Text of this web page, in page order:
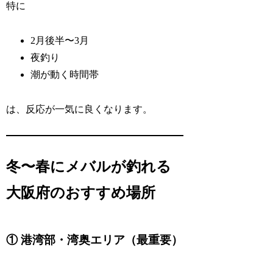
特に
2月後半〜3月
夜釣り
潮が動く時間帯
は、反応が一気に良くなります。
冬〜春にメバルが釣れる
大阪府のおすすめ場所
① 港湾部・湾奥エリア（最重要）